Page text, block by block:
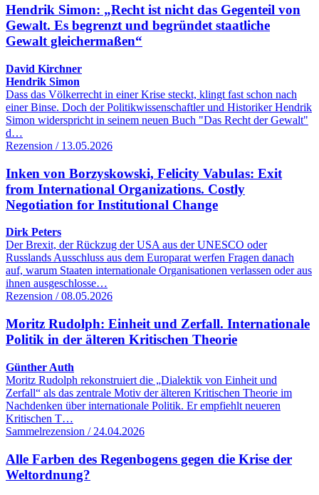
Hendrik Simon: „Recht ist nicht das Gegenteil von
Gewalt. Es begrenzt und begründet staatliche
Gewalt gleichermaßen“
David Kirchner
Hendrik Simon
Dass das Völkerrecht in einer Krise steckt, klingt fast schon nach
einer Binse. Doch der Politikwissenschaftler und Historiker Hendrik
Simon widerspricht in seinem neuen Buch "Das Recht der Gewalt"
d…
Rezension / 13.05.2026
Inken von Borzyskowski, Felicity Vabulas: Exit
from International Organizations. Costly
Negotiation for Institutional Change
Dirk Peters
Der Brexit, der Rückzug der USA aus der UNESCO oder
Russlands Ausschluss aus dem Europarat werfen Fragen danach
auf, warum Staaten internationale Organisationen verlassen oder aus
ihnen ausgeschlosse…
Rezension / 08.05.2026
Moritz Rudolph: Einheit und Zerfall. Internationale
Politik in der älteren Kritischen Theorie
Günther Auth
Moritz Rudolph rekonstruiert die „Dialektik von Einheit und
Zerfall“ als das zentrale Motiv der älteren Kritischen Theorie im
Nachdenken über internationale Politik. Er empfiehlt neueren
Kritischen T…
Sammelrezension / 24.04.2026
Alle Farben des Regenbogens gegen die Krise der
Weltordnung?